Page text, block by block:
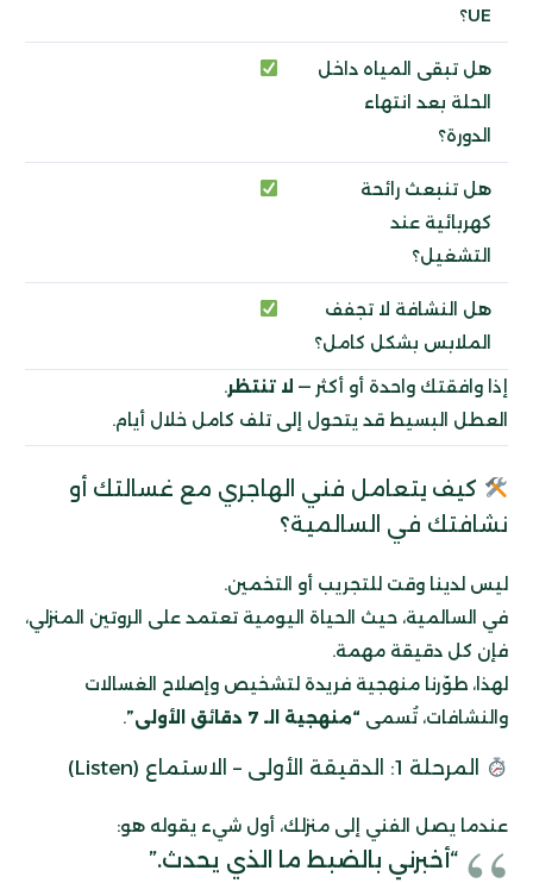
UE؟
هل تبقى المياه داخل
الحلة بعد انتهاء
الدورة؟
هل تنبعث رائحة
كهربائية عند
التشغيل؟
هل النشافة لا تجفف
الملابس بشكل كامل؟
إذا وافقتك واحدة أو أكثر — لا تنتظر.
العطل البسيط قد يتحول إلى تلف كامل خلال أيام.
كيف يتعامل فني الهاجري مع غسالتك أو
نشافتك في السالمية؟
ليس لدينا وقت للتجريب أو التخمين.
في السالمية، حيث الحياة اليومية تعتمد على الروتين المنزلي،
فإن كل دقيقة مهمة.
لهذا، طوّرنا منهجية فريدة لتشخيص وإصلاح الغسالات
والنشافات، تُسمى “منهجية الـ 7 دقائق الأولى” .
المرحلة 1: الدقيقة الأولى – الاستماع (Listen)
عندما يصل الفني إلى منزلك، أول شيء يقوله هو:
“أخبرني بالضبط ما الذي يحدث.”